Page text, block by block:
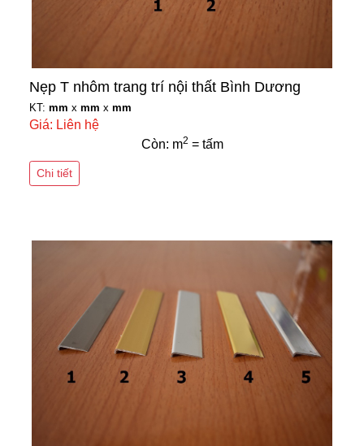
Nẹp T nhôm trang trí nội thất Bình Dương
KT: mm x mm x mm
Giá: Liên hệ
Còn: m2 = tấm
Chi tiết